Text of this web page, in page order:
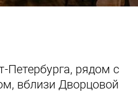
Петербурга, рядом с
вблизи Дворцовой